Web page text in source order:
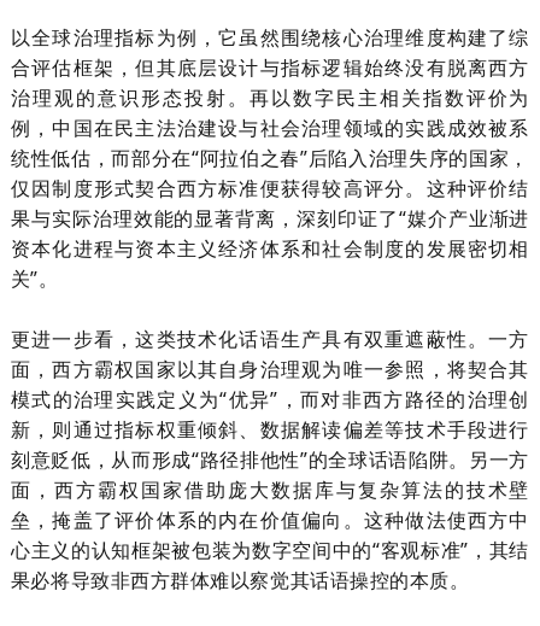
以全球治理指标为例，它虽然围绕核心治理维度构建了综
合评估框架，但其底层设计与指标逻辑始终没有脱离西方
治理观的意识形态投射。再以数字民主相关指数评价为
例，中国在民主法治建设与社会治理领域的实践成效被系
统性低估，而部分在“阿拉伯之春”后陷入治理失序的国家，
仅因制度形式契合西方标准便获得较高评分。这种评价结
果与实际治理效能的显著背离，深刻印证了“媒介产业渐进
资本化进程与资本主义经济体系和社会制度的发展密切相
关”。
更进一步看，这类技术化话语生产具有双重遮蔽性。一方
面，西方霸权国家以其自身治理观为唯一参照，将契合其
模式的治理实践定义为“优异”，而对非西方路径的治理创
新，则通过指标权重倾斜、数据解读偏差等技术手段进行
刻意贬低，从而形成“路径排他性”的全球话语陷阱。另一方
面，西方霸权国家借助庞大数据库与复杂算法的技术壁
垒，掩盖了评价体系的内在价值偏向。这种做法使西方中
心主义的认知框架被包装为数字空间中的“客观标准”，其结
果必将导致非西方群体难以察觉其话语操控的本质。